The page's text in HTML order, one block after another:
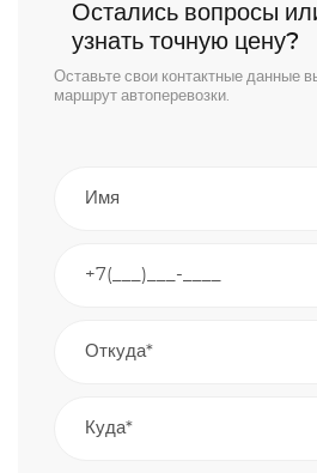
Остались вопросы
узнать точную цену?
Оставьте свои контактные данные
маршрут автоперевозки.